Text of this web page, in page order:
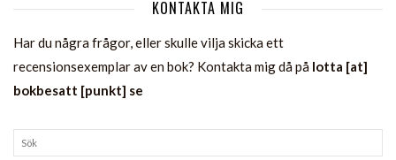
KONTAKTA MIG
Har du några frågor, eller skulle vilja skicka ett
recensionsexemplar av en bok? Kontakta mig då på lotta [at]
bokbesatt [punkt] se